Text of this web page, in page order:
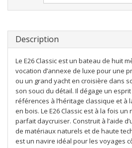
Description
Le E26 Classic est un bateau de huit
vocation d’annexe de luxe pour une
ou un grand yacht en croisière dans
son souci du détail. Il dégage un
références à l’héritage classique et à
en bois. Le E26 Classic est à la fois
parfait daycruiser. Construit à l’aide
de matériaux naturels et de haute
est un navire idéal pour les voyages